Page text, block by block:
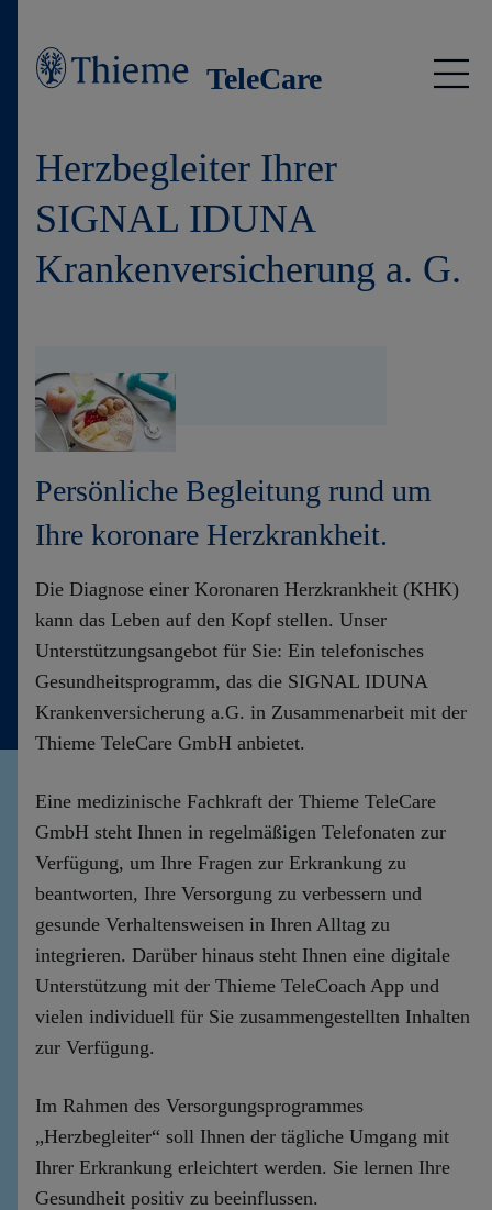
TeleCare
Anmeldung
Thieme TeleCare
Herzbegleiter Ihrer
SIGNAL IDUNA
Krankenversicherung a. G.
Persönliche Begleitung rund um
Ihre koronare Herzkrankheit.
Die Diagnose einer Koronaren Herzkrankheit (KHK)
kann das Leben auf den Kopf stellen. Unser
Unterstützungsangebot für Sie: Ein telefonisches
Gesundheitsprogramm, das die SIGNAL IDUNA
Krankenversicherung a.G. in Zusammenarbeit mit der
Thieme TeleCare GmbH anbietet.
Eine medizinische Fachkraft der Thieme TeleCare
GmbH steht Ihnen in regelmäßigen Telefonaten zur
Verfügung, um Ihre Fragen zur Erkrankung zu
beantworten, Ihre Versorgung zu verbessern und
gesunde Verhaltensweisen in Ihren Alltag zu
integrieren. Darüber hinaus steht Ihnen eine digitale
Unterstützung mit der Thieme TeleCoach App und
vielen individuell für Sie zusammengestellten Inhalten
zur Verfügung.
Im Rahmen des Versorgungsprogrammes
„Herzbegleiter“ soll Ihnen der tägliche Umgang mit
Ihrer Erkrankung erleichtert werden. Sie lernen Ihre
Gesundheit positiv zu beeinflussen.